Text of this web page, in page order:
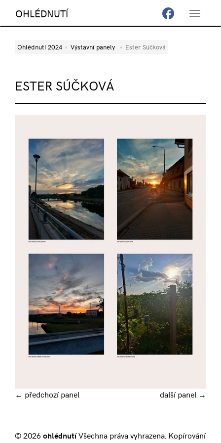
Toggle
OHLÉDNUTÍ
Ohlédnutí 2024 Výstavní panely Ester Súčková
ESTER SÚČKOVÁ
← předchozí panel další panel →
© 2026ohlédnutíVšechna práva vyhrazena. Kopírování